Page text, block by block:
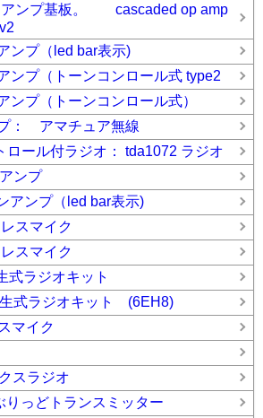
アンプ基板。 cascaded op amp
ンプ（led bar表示)
ンプ（トーンコンロール式 type2
ンプ（トーンコンロール式）
： アマチュア無線
ロール付ラジオ： tda1072 ラジオ
ンプ
アンプ（led bar表示)
スマイク
スマイク
ラジオキット
式ラジオキット (6EH8)
マイク
スラジオ
りっどトランスミッター